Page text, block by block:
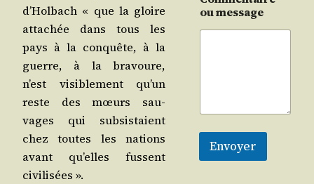
d’Hol­bach « que la gloire
atta­chée dans tous les
pays à la conquête, à la
guerre, à la bra­voure,
n’est visi­ble­ment qu’un
reste des mœurs sau­
vages qui sub­sis­taient
chez toutes les nations
avant qu’elles fussent
civilisées ».
ou message
Envoyer